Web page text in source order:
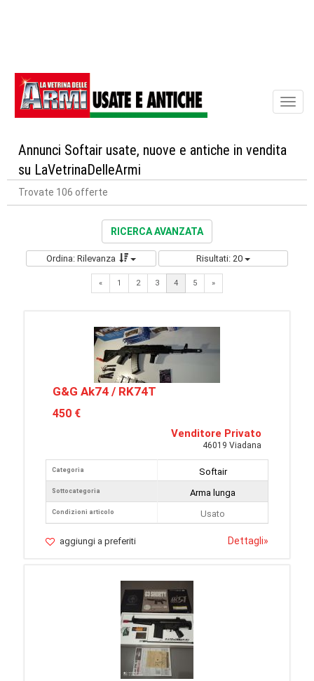
Annunci Softair usate, nuove e antiche in vendita
su LaVetrinaDelleArmi
Trovate 106 offerte
RICERCA AVANZATA
Ordina: Rilevanza Risultati: 20
«Previous
1 2 3 4 5 »Next
G&G Ak74 / RK74T
450 €
Venditore Privato
46019 Viadana
Categoria
Sottocategoria
Condizioni articolo
Softair
Arma lunga
Usato
aggiungi a preferiti Dettagli»